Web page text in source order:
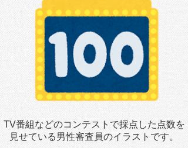
TV番組などのコンテストで採点した点数を
見せている男性審査員のイラストです。